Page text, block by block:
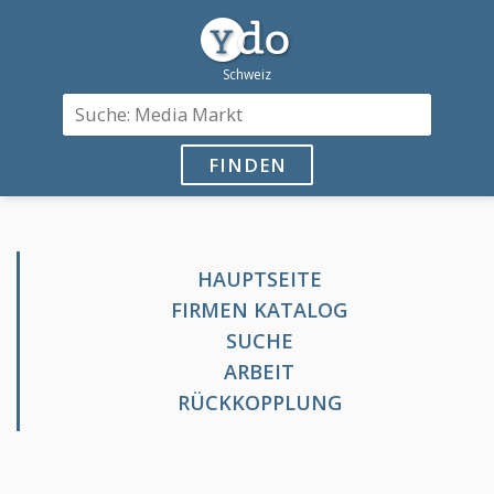
FINDEN
HAUPTSEITE
FIRMEN KATALOG
SUCHE
ARBEIT
RÜCKKOPPLUNG